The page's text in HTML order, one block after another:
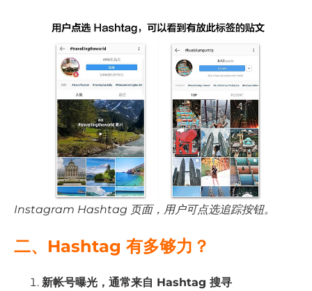
Instagram Hashtag 页面，用户可点选追踪按钮。
二、Hashtag 有多够力？
新帐号曝光，通常来自 Hashtag 搜寻